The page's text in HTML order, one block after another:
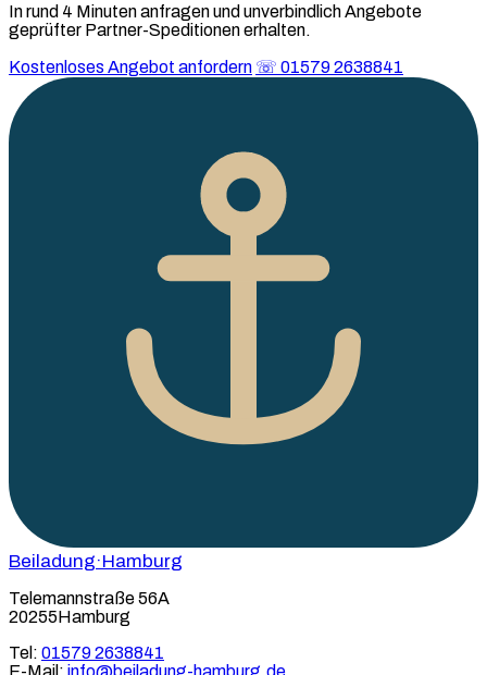
In rund 4 Minuten anfragen und unverbindlich Angebote
geprüfter Partner-Speditionen erhalten.
Kostenloses Angebot anfordern ☏ 01579 2638841
Beiladung·Hamburg
Telemannstraße 56A
20255Hamburg
Tel: 01579 2638841
E-Mail: info@beiladung-hamburg.de